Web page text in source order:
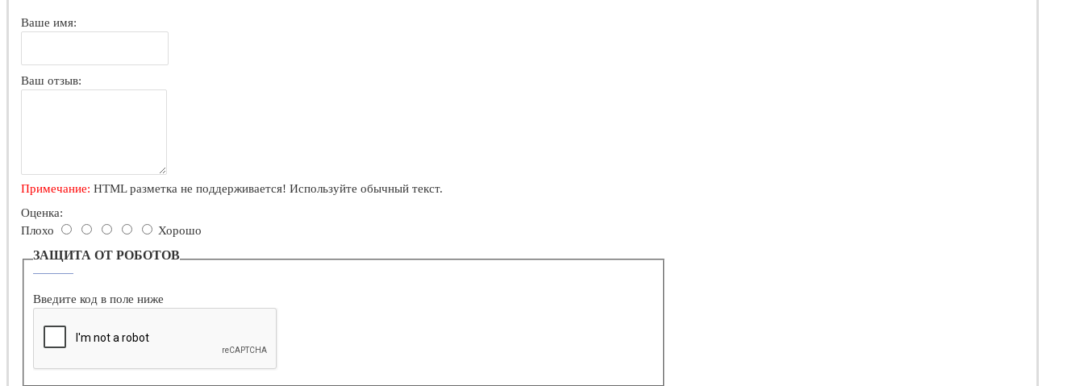
Ваше имя:
Ваш отзыв:
Примечание: HTML разметка не поддерживается! Используйте обычный текст.
Оценка:
Плохо
Хорошо
ЗАЩИТА ОТ РОБОТОВ
Введите код в поле ниже